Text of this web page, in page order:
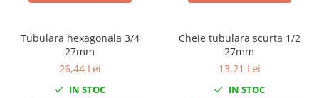
Filtre Pneumatice
Furtune Aer Comprimat
Masini de gaurit si taiat
Tubulara hexagonala 3/4
27mm
26,44 Lei
IN STOC
Cheie tubulara scurta 1/2
27mm
13,21 Lei
IN STOC